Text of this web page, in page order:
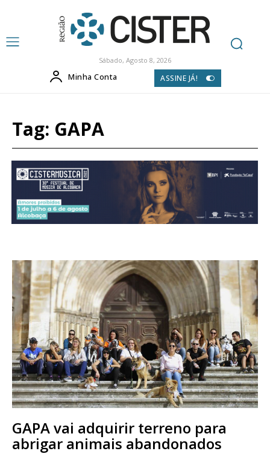
Sábado, Agosto 8, 2026
Minha Conta ASSINE JÁ!
Tag: GAPA
GAPA vai adquirir terreno para
abrigar animais abandonados